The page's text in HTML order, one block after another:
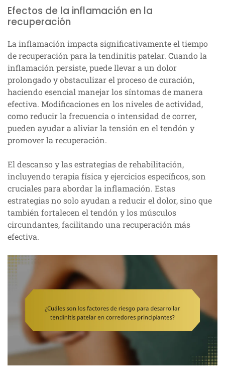
Efectos de la inflamación en la
recuperación
La inflamación impacta significativamente el tiempo
de recuperación para la tendinitis patelar. Cuando la
inflamación persiste, puede llevar a un dolor
prolongado y obstaculizar el proceso de curación,
haciendo esencial manejar los síntomas de manera
efectiva. Modificaciones en los niveles de actividad,
como reducir la frecuencia o intensidad de correr,
pueden ayudar a aliviar la tensión en el tendón y
promover la recuperación.
El descanso y las estrategias de rehabilitación,
incluyendo terapia física y ejercicios específicos, son
cruciales para abordar la inflamación. Estas
estrategias no solo ayudan a reducir el dolor, sino que
también fortalecen el tendón y los músculos
circundantes, facilitando una recuperación más
efectiva.